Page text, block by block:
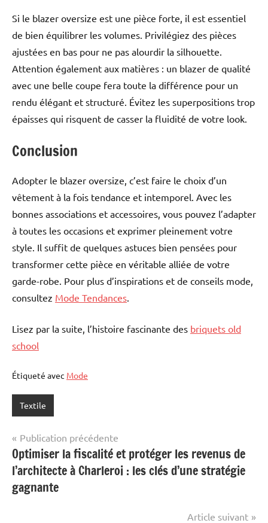
Si le blazer oversize est une pièce forte, il est essentiel
de bien équilibrer les volumes. Privilégiez des pièces
ajustées en bas pour ne pas alourdir la silhouette.
Attention également aux matières : un blazer de qualité
avec une belle coupe fera toute la différence pour un
rendu élégant et structuré. Évitez les superpositions trop
épaisses qui risquent de casser la fluidité de votre look.
Conclusion
Adopter le blazer oversize, c’est faire le choix d’un
vêtement à la fois tendance et intemporel. Avec les
bonnes associations et accessoires, vous pouvez l’adapter
à toutes les occasions et exprimer pleinement votre
style. Il suffit de quelques astuces bien pensées pour
transformer cette pièce en véritable alliée de votre
garde-robe. Pour plus d’inspirations et de conseils mode,
consultez Mode Tendances.
Lisez par la suite, l’histoire fascinante des briquets old
school
Étiqueté avec Mode
Textile
Navigation
de
l’article
Publication précédente
Optimiser la fiscalité et protéger les revenus de
l’architecte à Charleroi : les clés d’une stratégie
gagnante
Article suivant